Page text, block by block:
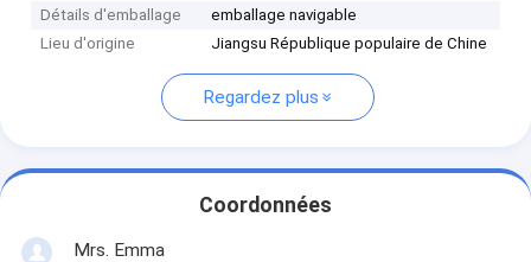
Détails d'emballage
emballage navigable
Lieu d'origine
Jiangsu République populaire de Chine
Regardez plus
Coordonnées
Mrs. Emma